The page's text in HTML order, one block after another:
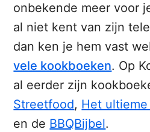
onbekende meer voor
al niet kent van zijn
dan ken je hem vast
vele kookboeken. Op
al eerder zijn
Streetfood, Het
en de BBQBijbel.